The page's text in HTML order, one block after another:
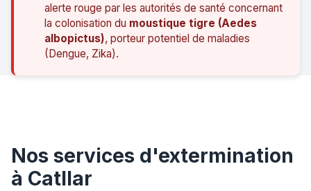
alerte rouge par les autorités de santé concernant
la colonisation du moustique tigre (Aedes
albopictus), porteur potentiel de maladies
(Dengue, Zika).
Nos services d'extermination
à Catllar